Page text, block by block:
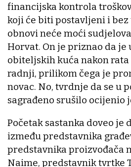
financijska kontrola
koji će biti postavljeni i bez
obnovi neće moći
Horvat. On je priznao da je
obiteljskih kuća nakon
radnji, prilikom čega je
novac. No, tvrdnje da se u
sagrađeno srušilo ocijenio
Početak sastanka doveo je
između predstavnika
predstavnika proizvođača
Naime, predstavnik tvrtke